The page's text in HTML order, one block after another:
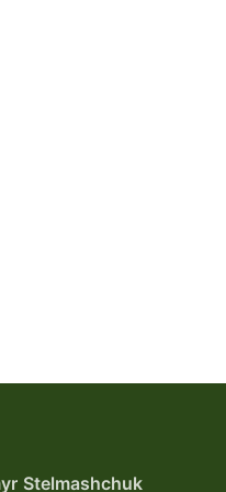
Stelmashchuk